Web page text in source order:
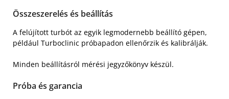
Összeszerelés és beállítás
A felújított turbót az egyik legmodernebb beállító gépen,
például Turboclinic próbapadon ellenőrzik és kalibrálják.
Minden beállításról mérési jegyzőkönyv készül.
Próba és garancia